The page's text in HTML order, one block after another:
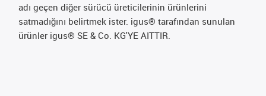
adı geçen diğer sürücü üreticilerinin ürünlerini
satmadığını belirtmek ister. igus® tarafından sunulan
ürünler igus® SE & Co. KG'YE AITTIR.